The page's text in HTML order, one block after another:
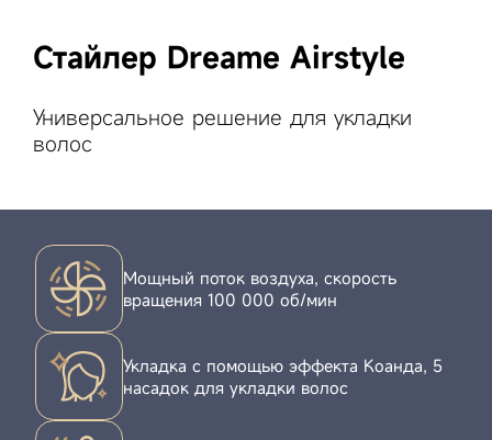
Стайлер Dreame Airstyle
Универсальное решение для укладки
волос
Мощный поток воздуха, скорость
вращения 100 000 об/мин
Укладка с помощью эффекта Коанда, 5
насадок для укладки волос